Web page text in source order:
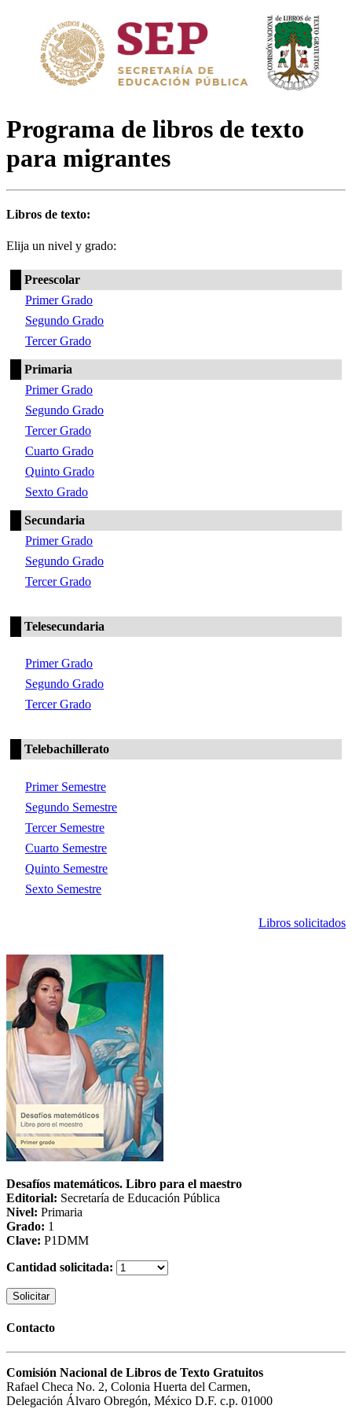
Programa de libros de texto
para migrantes
Libros de texto:
Elija un nivel y grado:
Preescolar
Primer Grado
Segundo Grado
Tercer Grado
Primaria
Primer Grado
Segundo Grado
Tercer Grado
Cuarto Grado
Quinto Grado
Sexto Grado
Secundaria
Primer Grado
Segundo Grado
Tercer Grado
Telesecundaria
Primer Grado
Segundo Grado
Tercer Grado
Telebachillerato
Primer Semestre
Segundo Semestre
Tercer Semestre
Cuarto Semestre
Quinto Semestre
Sexto Semestre
Libros solicitados
Desafíos matemáticos. Libro para el maestro
Editorial: Secretaría de Educación Pública
Nivel: Primaria
Grado: 1
Clave: P1DMM
Cantidad solicitada:
Solicitar
Contacto
Comisión Nacional de Libros de Texto Gratuitos
Rafael Checa No. 2, Colonia Huerta del Carmen,
Delegación Álvaro Obregón, México D.F. c.p. 01000